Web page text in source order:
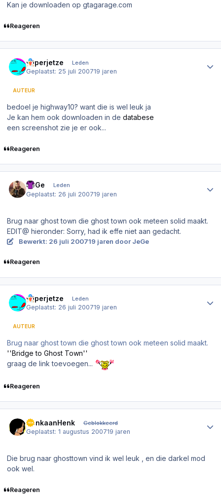
Kan je downloaden op gtagarage.com
Reageren
superjetze Leden
Geplaatst: 25 juli 200719 jaren
AUTEUR
bedoel je highway10? want die is wel leuk ja
Je kan hem ook downloaden in de databese
een screenshot zie je er ook...
Reageren
JeGe Leden
Geplaatst: 26 juli 200719 jaren
Brug naar ghost town die ghost town ook meteen solid maakt.
EDIT@ hieronder: Sorry, had ik effe niet aan gedacht.
Bewerkt: 26 juli 200719 jaren door JeGe
Reageren
superjetze Leden
Geplaatst: 26 juli 200719 jaren
AUTEUR
Brug naar ghost town die ghost town ook meteen solid maakt.
''Bridge to Ghost Town''
graag de link toevoegen...
Reageren
DenkaanHenk Geblokkeerd
Geplaatst:1 augustus 200719 jaren
Die brug naar ghosttown vind ik wel leuk , en die darkel mod
ook wel.
Reageren